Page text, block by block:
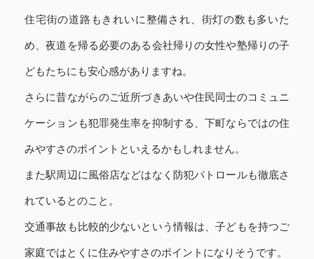
住宅街の道路もきれいに整備され、街灯の数も多いた
め、夜道を帰る必要のある会社帰りの女性や塾帰りの子
どもたちにも安心感がありますね。
さらに昔ながらのご近所づきあいや住民同士のコミュニ
ケーションも犯罪発生率を抑制する、下町ならではの住
みやすさのポイントといえるかもしれません。
また駅周辺に風俗店などはなく防犯パトロールも徹底さ
れているとのこと。
交通事故も比較的少ないという情報は、子どもを持つご
家庭ではとくに住みやすさのポイントになりそうです。